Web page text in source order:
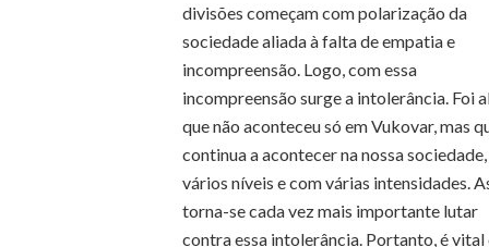
divisões começam com polarização da
sociedade aliada à falta de empatia e
incompreensão. Logo, com essa
incompreensão surge a intolerância. Foi
que não aconteceu só em Vukovar, mas
continua a acontecer na nossa
vários níveis e com várias intensidades.
torna-se cada vez mais importante lutar
contra essa intolerância. Portanto, é vital